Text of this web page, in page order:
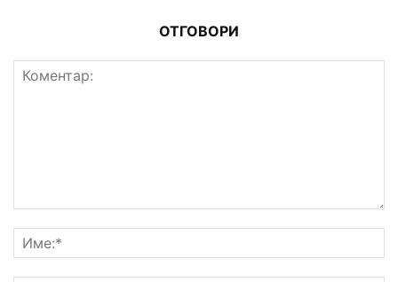
ОТГОВОРИ